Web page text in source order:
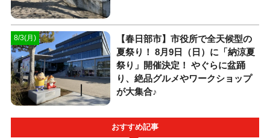
8/3(月)
【春日部市】市役所で全天候型の
夏祭り！ 8月9日（日）に「納涼夏
祭り」開催決定！ やぐらに盆踊
り、絶品グルメやワークショップ
が大集合♪
おすすめ記事